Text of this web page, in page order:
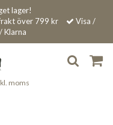
lager!
över 799 kr
Visa /
Klarna
moms